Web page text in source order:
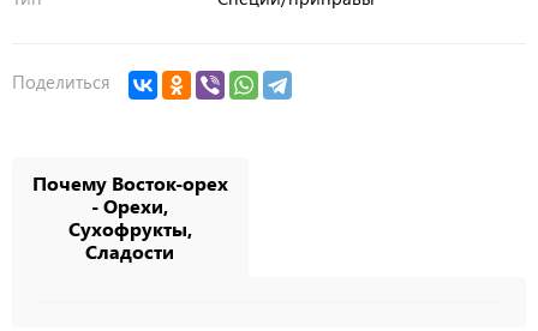
Поделиться
Почему Восток-орех
- Орехи,
Сухофрукты,
Сладости